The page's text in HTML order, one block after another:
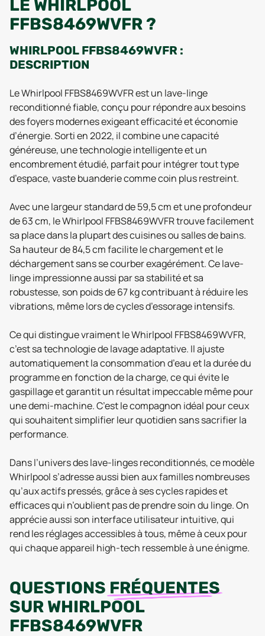
LE WHIRLPOOL
FFBS8469WVFR ?
WHIRLPOOL FFBS8469WVFR :
DESCRIPTION
Le Whirlpool FFBS8469WVFR est un lave-linge
reconditionné fiable, conçu pour répondre aux besoins
des foyers modernes exigeant efficacité et économie
d’énergie. Sorti en 2022, il combine une capacité
généreuse, une technologie intelligente et un
encombrement étudié, parfait pour intégrer tout type
d’espace, vaste buanderie comme coin plus restreint.
Avec une largeur standard de 59,5 cm et une profondeur
de 63 cm, le Whirlpool FFBS8469WVFR trouve facilement
sa place dans la plupart des cuisines ou salles de bains.
Sa hauteur de 84,5 cm facilite le chargement et le
déchargement sans se courber exagérément. Ce lave-
linge impressionne aussi par sa stabilité et sa
robustesse, son poids de 67 kg contribuant à réduire les
vibrations, même lors de cycles d’essorage intensifs.
Ce qui distingue vraiment le Whirlpool FFBS8469WVFR,
c’est sa technologie de lavage adaptative. Il ajuste
automatiquement la consommation d’eau et la durée du
programme en fonction de la charge, ce qui évite le
gaspillage et garantit un résultat impeccable même pour
une demi-machine. C’est le compagnon idéal pour ceux
qui souhaitent simplifier leur quotidien sans sacrifier la
performance.
Dans l’univers des lave-linges reconditionnés, ce modèle
Whirlpool s’adresse aussi bien aux familles nombreuses
qu’aux actifs pressés, grâce à ses cycles rapides et
efficaces qui n’oublient pas de prendre soin du linge. On
apprécie aussi son interface utilisateur intuitive, qui
rend les réglages accessibles à tous, même à ceux pour
qui chaque appareil high-tech ressemble à une énigme.
QUESTIONS FRÉQUENTES
SUR WHIRLPOOL
FFBS8469WVFR